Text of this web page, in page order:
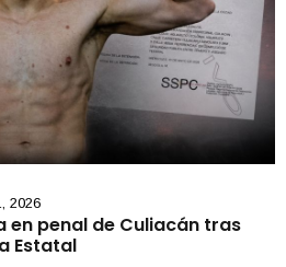
2026
en penal de Culiacán tras
Estatal